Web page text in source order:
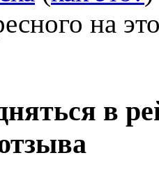
на
в